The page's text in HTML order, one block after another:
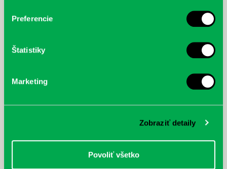
Preferencie
Štatistiky
Marketing
Zobraziť detaily
Povoliť všetko
cyklistu modernej doby:
nezastaviteľný